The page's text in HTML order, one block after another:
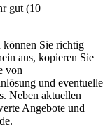
(10
können Sie richtig
aus, kopieren Sie
von
und eventuelle
Neben aktuellen
Angebote und